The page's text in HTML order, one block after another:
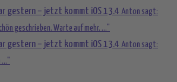
gestern – jetzt kommt iOS 13.4 Anton sagt:
geschrieben. Warte auf mehr. ..."
gestern – jetzt kommt iOS 13.4 Anton sagt: